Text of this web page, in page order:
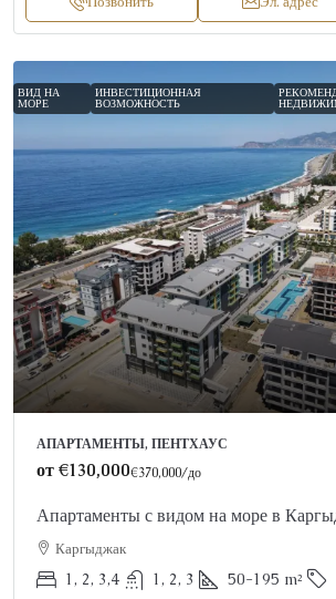
ВИД НА
МОРЕ
ИНВЕСТИЦИОННАЯ
ВОЗМОЖНОСТЬ
АПАРТАМЕНТЫ, ПЕНТХАУС
от€130,000€370,000/до
Апартаменты с видом на море в
Каргыджак
1, 2, 3,4 1, 2, 3 50-195 m²